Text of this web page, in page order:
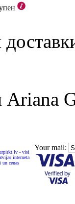
Your mail: